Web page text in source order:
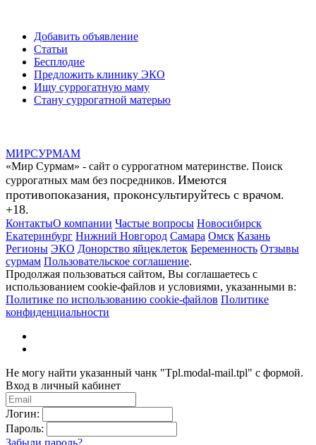
Добавить объявление
Статьи
Бесплодие
Предложить клинику ЭКО
Ищу суррогатную маму
Стану суррогатной матерью
МИРСУРМАМ
«Мир Сурмам» - сайт о суррогатном материнстве. Поиск
суррогатных мам без посредников. Имеются
противопоказания, проконсультируйтесь с врачом.
+18.
КонтактыО компании Частые вопросы Новосибирск
Екатеринбург Нижний Новгород Самара Омск Казань
Регионы ЭКО Донорство яйцеклеток Беременность Отзывы
сурмам Пользовательское соглашение.
Продолжая пользоваться сайтом, Вы соглашаетесь с
использованием cookie-файлов и условиями, указанными в:
Политике по использованию cookie-файлов Политике
конфиденциальности
Не могу найти указанный чанк "Tpl.modal-mail.tpl" с формой.
Вход в личный кабинет
Логин:
Пароль:
Забыли пароль?